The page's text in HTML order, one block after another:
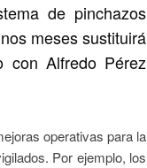
de pinchazos
meses sustituirá
Alfredo Pérez
operativas para la
Por ejemplo, los